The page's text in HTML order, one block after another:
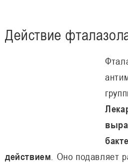
Действие
действием . Оно подавляет